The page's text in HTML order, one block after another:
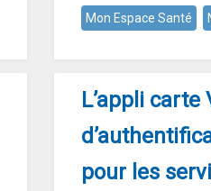
Mon Espace Santé
L’appli
pour les